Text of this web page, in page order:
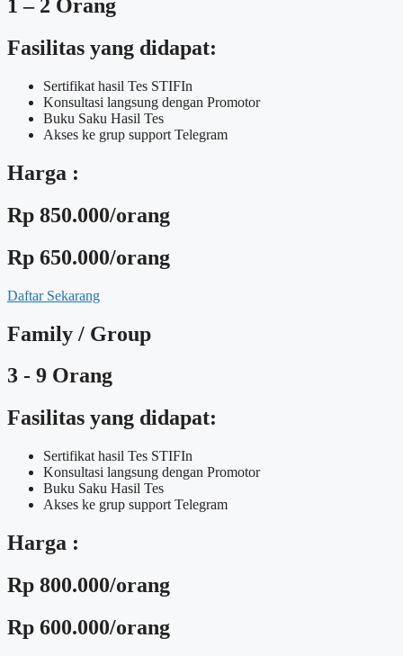
1 – 2 Orang
Fasilitas yang didapat:
Sertifikat hasil Tes STIFIn
Konsultasi langsung dengan Promotor
Buku Saku Hasil Tes
Akses ke grup support Telegram
Harga :
Rp 850.000/orang
Rp 650.000/orang
Daftar Sekarang
Family / Group
3 - 9 Orang
Fasilitas yang didapat:
Sertifikat hasil Tes STIFIn
Konsultasi langsung dengan Promotor
Buku Saku Hasil Tes
Akses ke grup support Telegram
Harga :
Rp 800.000/orang
Rp 600.000/orang